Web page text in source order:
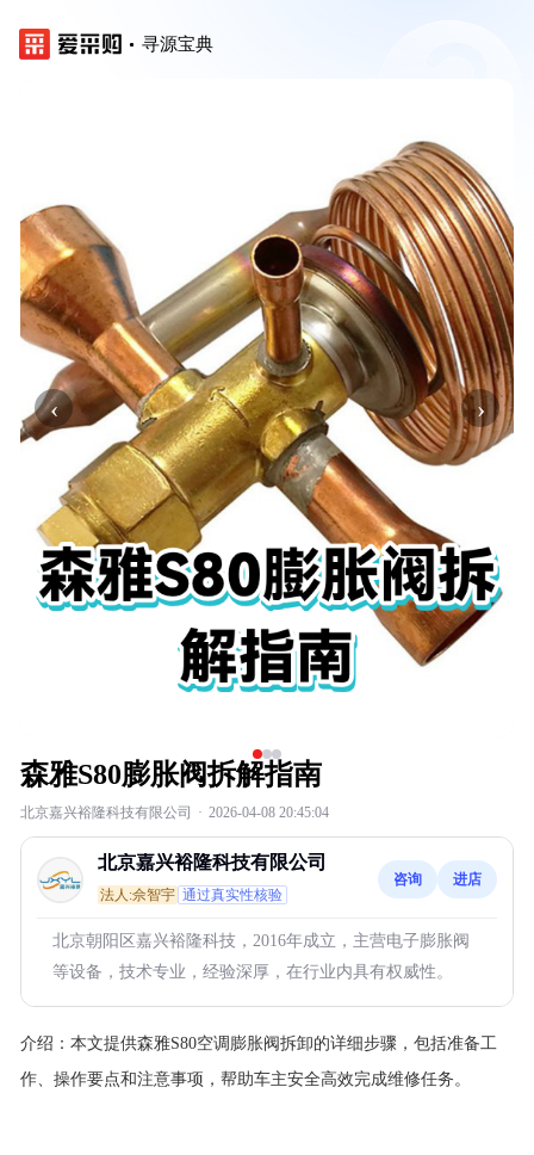
寻源宝典
‹ ›
森雅S80膨胀阀拆解指南
北京嘉兴裕隆科技有限公司 · 2026-04-08 20:45:04
北京嘉兴裕隆科技有限公司
法人:佘智宇 通过真实性核验
咨询 进店
北京朝阳区嘉兴裕隆科技，2016年成立，主营电子膨胀阀
等设备，技术专业，经验深厚，在行业内具有权威性。
介绍： 本文提供森雅S80空调膨胀阀拆卸的详细步骤，包括准备工
作、操作要点和注意事项，帮助车主安全高效完成维修任务。